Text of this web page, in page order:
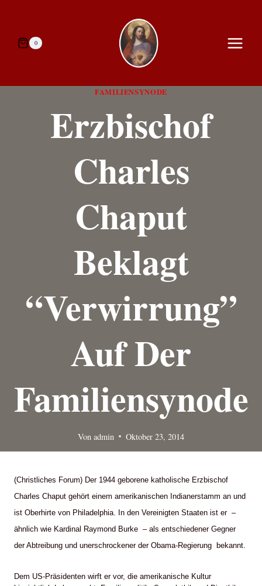
springen0
FAMILIENSYNODE
Erzbischof
Charles
Chaput
Beklagt
“Verwirrung”
Auf Der
Familiensynode
Von admin Oktober 23, 2014
(Christliches Forum) Der 1944 geborene katholische Erzbischof
Charles Chaput gehört einem amerikanischen Indianerstamm an und
ist Oberhirte von Philadelphia. In den Vereinigten Staaten ist er –
ähnlich wie Kardinal Raymond Burke – als entschiedener Gegner
der Abtreibung und unerschrockener der Obama-Regierung bekannt.
Dem US-Präsidenten wirft er vor, die amerikanische Kultur